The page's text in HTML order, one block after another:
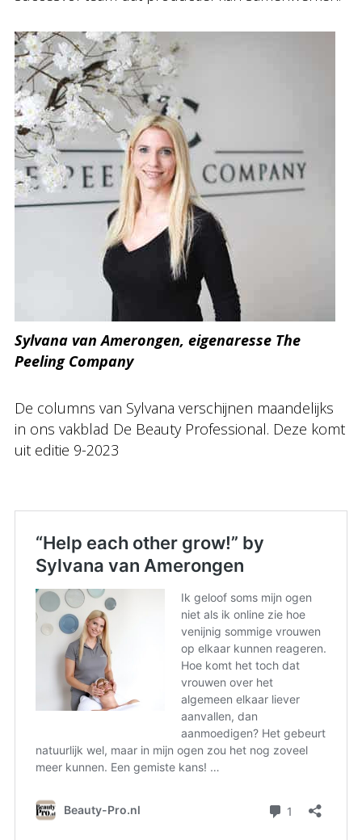
Sylvana van Amerongen, eigenaresse The
Peeling Company
De columns van Sylvana verschijnen maandelijks
in ons vakblad De Beauty Professional. Deze komt
uit editie 9-2023